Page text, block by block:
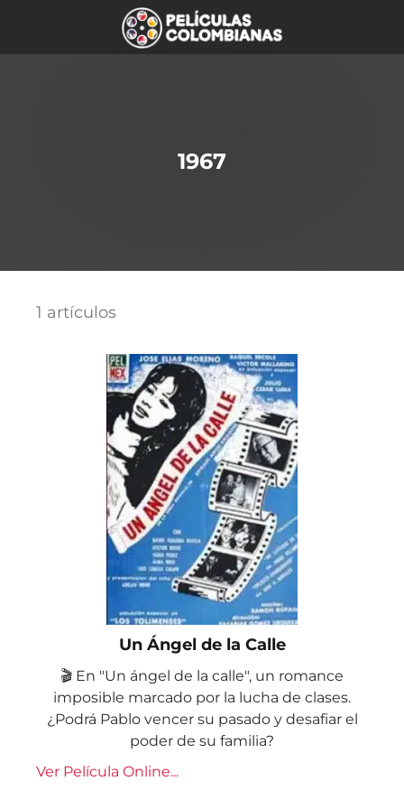
1967
1 artículos
Un Ángel de la Calle
🎬 En "Un ángel de la calle", un romance
imposible marcado por la lucha de clases.
¿Podrá Pablo vencer su pasado y desafiar el
poder de su familia?
Ver Película Online...